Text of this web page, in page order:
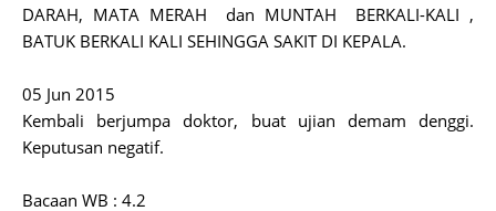
DARAH, MATA MERAH dan MUNTAH BERKALI-KALI ,
BATUK BERKALI KALI SEHINGGA SAKIT DI KEPALA.
05 Jun 2015
Kembali berjumpa doktor, buat ujian demam denggi.
Keputusan negatif.
Bacaan WB : 4.2